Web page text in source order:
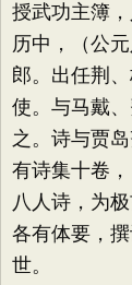
授武功主簿
历中，（公
郎。出任荆
使。与马戴
之。诗与贾
有诗集十卷
八人诗，为
各有体要，
世。